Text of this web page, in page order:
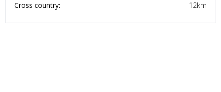
Cross country:
12km